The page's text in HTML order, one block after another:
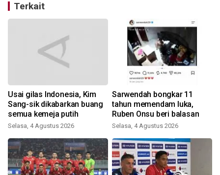
Terkait
Usai gilas Indonesia, Kim
Sang-sik dikabarkan buang
semua kemeja putih
Selasa, 4 Agustus 2026
Sarwendah bongkar 11
tahun memendam luka,
Ruben Onsu beri balasan
Selasa, 4 Agustus 2026